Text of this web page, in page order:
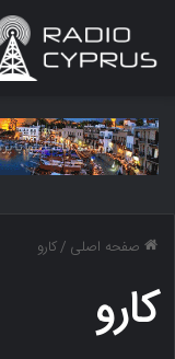
صفحه اصلی /کارو
کارو